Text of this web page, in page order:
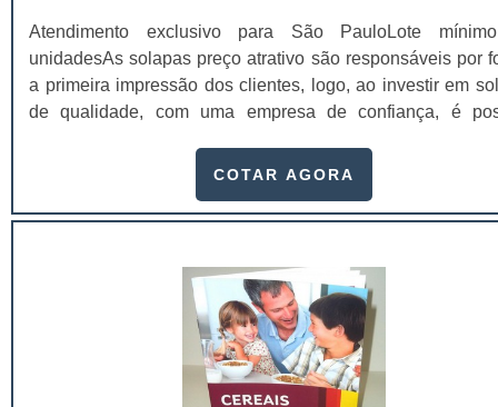
Atendimento exclusivo para São PauloLote
unidadesAs solapas preço atrativo são responsáveis por
a primeira impressão dos clientes, logo, ao investir em
de qualidade, com uma empresa de confiança, é
valores da marca estarão presentes naquele material.
consumidores identifiquem melhor os produtos, se
COTAR AGORA